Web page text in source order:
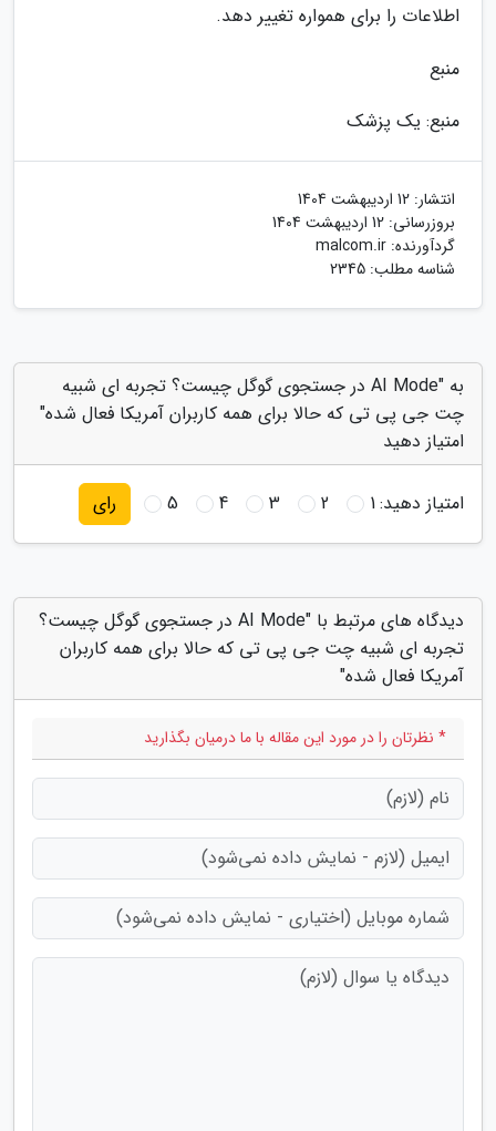
اطلاعات را برای همواره تغییر دهد.
منبع
منبع: یک پزشک
انتشار: 12 اردیبهشت 1404
بروزرسانی: 12 اردیبهشت 1404
گردآورنده: malcom.ir
شناسه مطلب: 2345
به "AI Mode در جستجوی گوگل چیست؟ تجربه ای شبیه
چت جی پی تی که حالا برای همه کاربران آمریکا فعال شده"
امتیاز دهید
امتیاز دهید:1
2
3
4
5 رای
دیدگاه های مرتبط با "AI Mode در جستجوی گوگل چیست؟
تجربه ای شبیه چت جی پی تی که حالا برای همه کاربران
آمریکا فعال شده"
* نظرتان را در مورد این مقاله با ما درمیان بگذارید